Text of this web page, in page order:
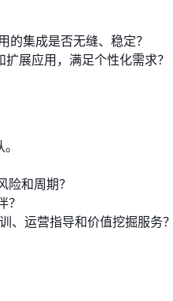
集成是否无缝、稳定？
展应用，满足个性化需求？
和周期？
、运营指导和价值挖掘服务